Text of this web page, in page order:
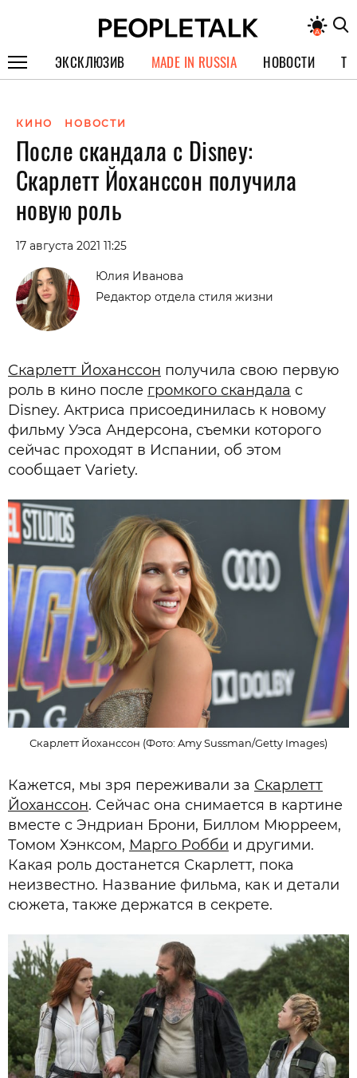
ЭКСКЛЮЗИВ
СПЕЦПРОЕКТЫ
ИНТЕРВЬЮ
ПОКОЛЕНИЕ
MADE IN RUSSIA НОВОСТИ
КИНО НОВОСТИ
После скандала с Disney:
Скарлетт Йоханссон получила
новую роль
17 августа 2021 11:25
Юлия Иванова
Редактор отдела стиля жизни
Скарлетт Йоханссон получила свою первую
роль в кино после громкого скандала с
Disney. Актриса присоединилась к новому
фильму Уэса Андерсона, съемки которого
сейчас проходят в Испании, об этом
сообщает Variety.
Скарлетт Йоханссон (Фото: Amy Sussman/Getty Images)
Кажется, мы зря переживали за Скарлетт
Йоханссон. Сейчас она снимается в картине
вместе с Эндриан Брони, Биллом Мюрреем,
Томом Хэнксом, Марго Робби и другими.
Какая роль достанется Скарлетт, пока
неизвестно. Название фильма, как и детали
сюжета, также держатся в секрете.